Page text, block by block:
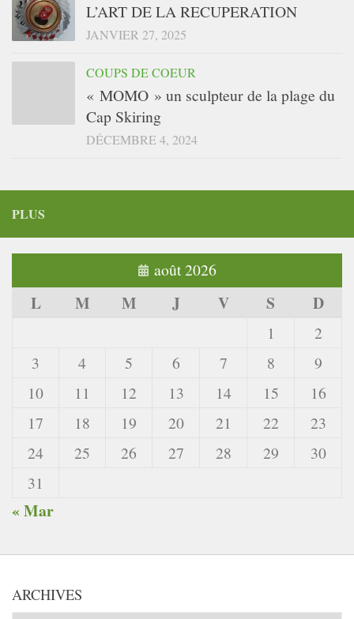
L’ART DE LA RECUPERATION
JANVIER 27, 2025
COUPS DE COEUR
« MOMO » un sculpteur de la plage du
Cap Skiring
DÉCEMBRE 4, 2024
PLUS
août 2026
L M M J V S D
1
2
3
4 5 6 7 8
9
10
11 12 13 14 15
16
17
18 19 20 21 22
23
24
25 26 27 28 29
30
31
« Mar
ARCHIVES